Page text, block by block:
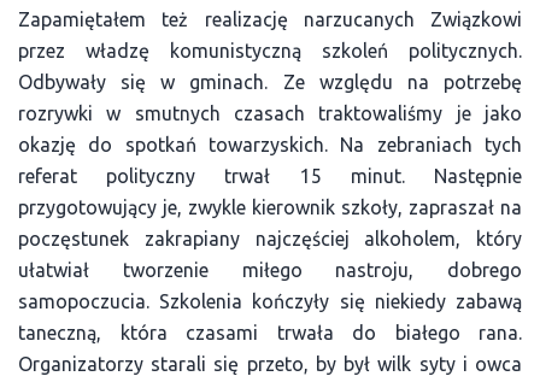
Zapamiętałem też realizację narzucanych Związkowi
przez władzę komunistyczną szkoleń politycznych.
Odbywały się w gminach. Ze względu na potrzebę
rozrywki w smutnych czasach traktowaliśmy je jako
okazję do spotkań towarzyskich. Na zebraniach tych
referat polityczny trwał 15 minut. Następnie
przygotowujący je, zwykle kierownik szkoły, zapraszał na
poczęstunek zakrapiany najczęściej alkoholem, który
ułatwiał tworzenie miłego nastroju, dobrego
samopoczucia. Szkolenia kończyły się niekiedy zabawą
taneczną, która czasami trwała do białego rana.
Organizatorzy starali się przeto, by był wilk syty i owca